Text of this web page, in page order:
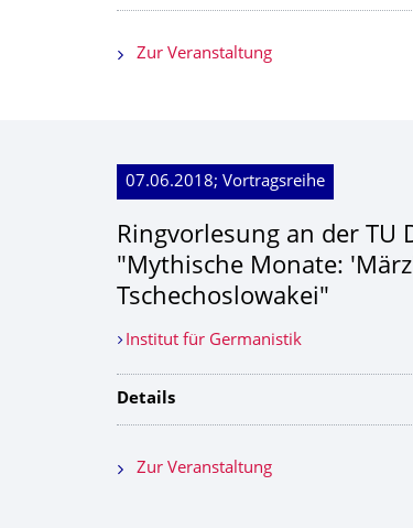
Zur Veranstaltung
07.06.2018; Vortragsreihe
Ringvorlesung an der TU
"Mythische Monate:
Tschechoslowakei"
Institut für Germanistik
Details
Zur Veranstaltung